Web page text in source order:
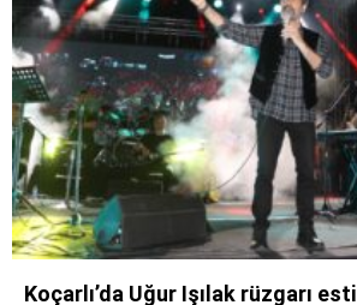
Koçarlı’da Uğur Işılak rüzgarı esti